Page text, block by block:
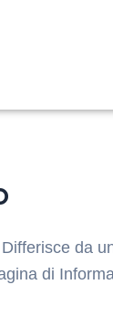
da
di